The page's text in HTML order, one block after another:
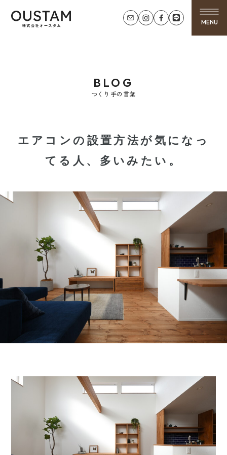
MENU
BLOG
つくり手の言葉
エアコンの設置方法が気になっ
てる人、多いみたい。